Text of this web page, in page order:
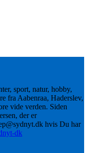
sport, natur, hobby,
fra Aabenraa, Haderslev,
vide verden. Siden
der er
hvis Du har
dk